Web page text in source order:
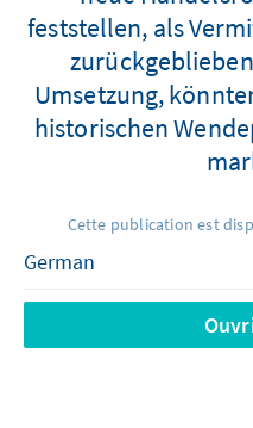
feststellen, als
Umsetzung,
historischen
Cette publication est